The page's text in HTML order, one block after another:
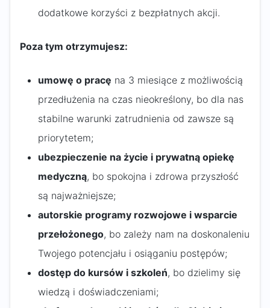
dodatkowe korzyści z bezpłatnych akcji.
Poza tym otrzymujesz:
umowę o pracę na 3 miesiące z możliwością
przedłużenia na czas nieokreślony, bo dla nas
stabilne warunki zatrudnienia od zawsze są
priorytetem;
ubezpieczenie na życie i prywatną opiekę
medyczną, bo spokojna i zdrowa przyszłość
są najważniejsze;
autorskie programy rozwojowe i wsparcie
przełożonego, bo zależy nam na doskonaleniu
Twojego potencjału i osiąganiu postępów;
dostęp do kursów i szkoleń, bo dzielimy się
wiedzą i doświadczeniami;